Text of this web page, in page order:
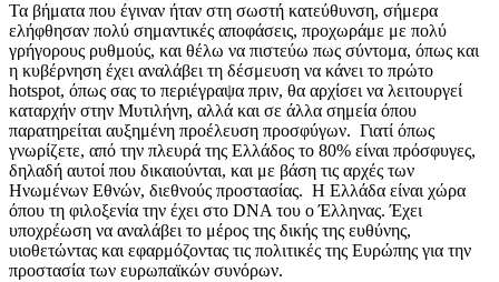
Τα βήματα που έγιναν ήταν στη σωστή κατεύθυνση, σήμερα
ελήφθησαν πολύ σημαντικές αποφάσεις, προχωράμε με πολύ
γρήγορους ρυθμούς, και θέλω να πιστεύω πως σύντομα, όπως και
η κυβέρνηση έχει αναλάβει τη δέσμευση να κάνει το πρώτο
hotspot, όπως σας το περιέγραψα πριν, θα αρχίσει να λειτουργεί
καταρχήν στην Μυτιλήνη, αλλά και σε άλλα σημεία όπου
παρατηρείται αυξημένη προέλευση προσφύγων. Γιατί όπως
γνωρίζετε, από την πλευρά της Ελλάδος το 80% είναι πρόσφυγες,
δηλαδή αυτοί που δικαιούνται, και με βάση τις αρχές των
Ηνωμένων Εθνών, διεθνούς προστασίας. Η Ελλάδα είναι χώρα
όπου τη φιλοξενία την έχει στο DNA του ο Έλληνας. Έχει
υποχρέωση να αναλάβει το μέρος της δικής της ευθύνης,
υιοθετώντας και εφαρμόζοντας τις πολιτικές της Ευρώπης για την
προστασία των ευρωπαϊκών συνόρων.